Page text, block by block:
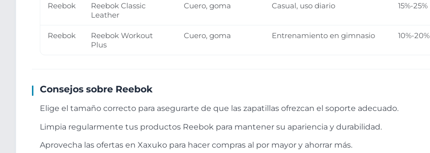
Reebok
Reebok Classic
Leather
Cuero, goma Casual, uso diario 15%-25%
Reebok
Reebok Workout
Plus
Cuero, goma Entrenamiento en gimnasio 10%-20%
Consejos sobre Reebok
Elige el tamaño correcto para asegurarte de que las zapatillas ofrezcan el soporte adecuado.
Limpia regularmente tus productos Reebok para mantener su apariencia y durabilidad.
Aprovecha las ofertas en Xaxuko para hacer compras al por mayor y ahorrar más.